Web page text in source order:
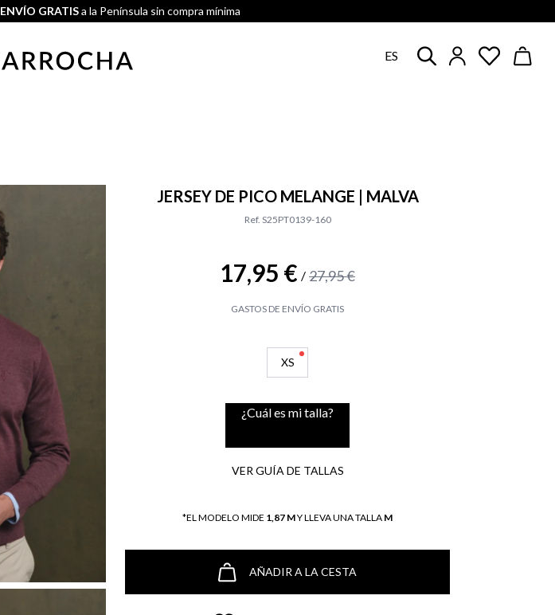
ENVÍO GRATISa la Península sin compra mínima
ES
JERSEY DE PICO MELANGE | MALVA
Ref. S25PT0139-160
17,95 € / 27,95 €
GASTOS DE ENVÍO GRATIS
XS
¿Cuál es mi talla?
VER GUÍA DE TALLAS
*EL MODELO MIDE 1,87 MY LLEVA UNA TALLA M
AÑADIR A LA CESTA